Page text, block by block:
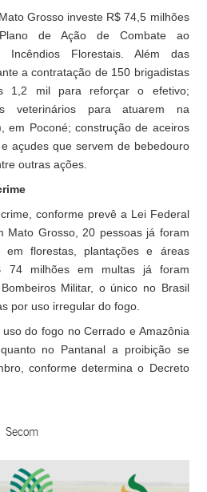
Grosso investe R$ 74,5 milhões
de Ação de Combate ao
Incêndios Florestais. Além das
a contratação de 150 brigadistas
1,2 mil para reforçar o efetivo;
veterinários para atuarem na
em Poconé; construção de aceiros
açudes que servem de bebedouro
outras ações.
conforme prevê a Lei Federal
Mato Grosso, 20 pessoas já foram
florestas, plantações e áreas
74 milhões em multas já foram
Militar, o único no Brasil
por uso irregular do fogo.
do fogo no Cerrado e Amazônia
no Pantanal a proibição se
conforme determina o Decreto
Secom